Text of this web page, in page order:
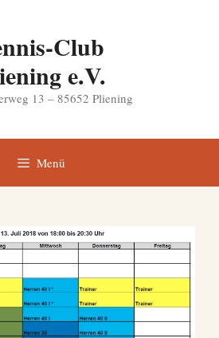
Club
e.V.
13 – 85652 Pliening
Menü